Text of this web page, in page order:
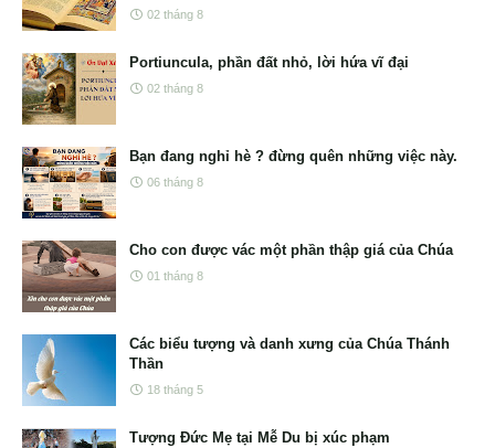
02 tháng 8
Portiuncula, phần đất nhỏ, lời hứa vĩ đại
02 tháng 8
Bạn đang nghỉ hè ? đừng quên những việc này.
06 tháng 8
Cho con được vác một phần thập giá của Chúa
01 tháng 8
Các biểu tượng và danh xưng của Chúa Thánh
Thần
18 tháng 5
Tượng Đức Mẹ tại Mễ Du bị xúc phạm